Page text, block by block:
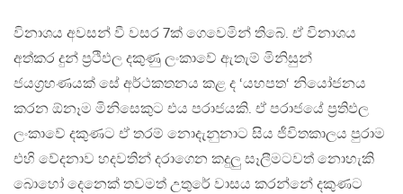
විනාශය අවසන් වී වසර 7ක් ගෙවෙමින් තිබේ. ඒ විනාශය
අත්කර දුන් ප්‍රථිඵල දකුණු ලංකාවේ ඇතැම් මිනිසුන්
ජයග්‍රහණයක් සේ අර්ථකතනය කළ ද ‘යහපත‘ නියෝජනය
කරන ඕනෑම මිනිසෙකුට එය පරාජයකි. ඒ පරාජයේ ප්‍රතිඵල
ලංකාවේ දකුණට ඒ තරම් නොදැනුනාට සිය ජීවිතකාලය පුරාම
එහි වේදනාව හදවතින් දරාගෙන කදුලු සෑලීමටවත් නොහැකි
බොහෝ දෙනෙක් තවමත් උතුරේ වාසය කරන්නේ දකුණට